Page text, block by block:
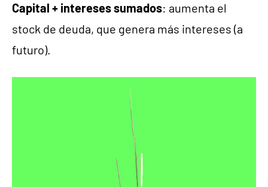
Capital + intereses sumados: aumenta el
stock de deuda, que genera más intereses (a
futuro).